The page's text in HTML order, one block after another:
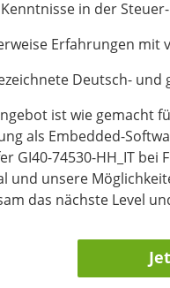
in der
Erfahrungen mit
Deutsch- und
ist wie gemacht
als Embedded-
GI40-74530-HH_IT
und unsere
das nächste Level